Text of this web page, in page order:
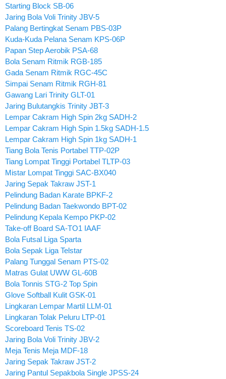
Starting Block SB-06
Jaring Bola Voli Trinity JBV-5
Palang Bertingkat Senam PBS-03P
Kuda-Kuda Pelana Senam KPS-06P
Papan Step Aerobik PSA-68
Bola Senam Ritmik RGB-185
Gada Senam Ritmik RGC-45C
Simpai Senam Ritmik RGH-81
Gawang Lari Trinity GLT-01
Jaring Bulutangkis Trinity JBT-3
Lempar Cakram High Spin 2kg SADH-2
Lempar Cakram High Spin 1.5kg SADH-1.5
Lempar Cakram High Spin 1kg SADH-1
Tiang Bola Tenis Portabel TTP-02P
Tiang Lompat Tinggi Portabel TLTP-03
Mistar Lompat Tinggi SAC-BX040
Jaring Sepak Takraw JST-1
Pelindung Badan Karate BPKF-2
Pelindung Badan Taekwondo BPT-02
Pelindung Kepala Kempo PKP-02
Take-off Board SA-TO1 IAAF
Bola Futsal Liga Sparta
Bola Sepak Liga Telstar
Palang Tunggal Senam PTS-02
Matras Gulat UWW GL-60B
Bola Tonnis STG-2 Top Spin
Glove Softball Kulit GSK-01
Lingkaran Lempar Martil LLM-01
Lingkaran Tolak Peluru LTP-01
Scoreboard Tenis TS-02
Jaring Bola Voli Trinity JBV-2
Meja Tenis Meja MDF-18
Jaring Sepak Takraw JST-2
Jaring Pantul Sepakbola Single JPSS-24